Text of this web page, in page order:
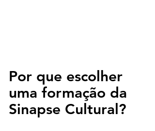
Por que escolher
uma formação da
Sinapse Cultural?